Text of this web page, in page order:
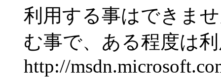
利用する事はできま
む事で、ある程度は
http://